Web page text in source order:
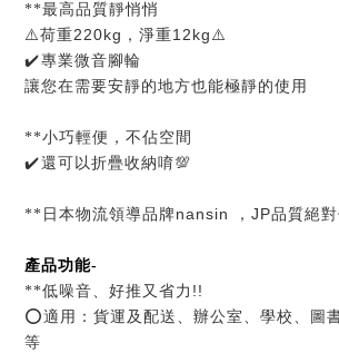
**最高品質靜悄悄
⚠️荷重220kg ，淨重12kg⚠️
✔專業微音腳輪
讓您在需要安靜的地方也能極靜的使用
**小巧輕便，不佔空間
✔還可以折疊收納唷💯
** 日本物流領導品牌nansin ， JP品質絕
產品功能-
**低噪音、好推又省力 !!
⭕️適用：貨運及配送、辦公室、學校、圖
等